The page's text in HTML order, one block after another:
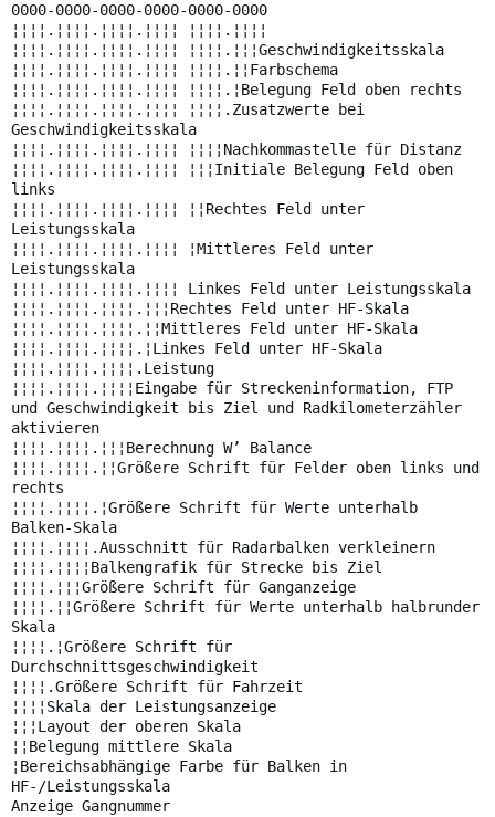
0000-0000-0000-0000-0000-0000
¦¦¦¦.¦¦¦¦.¦¦¦¦.¦¦¦¦ ¦¦¦¦.¦¦¦¦
¦¦¦¦.¦¦¦¦.¦¦¦¦.¦¦¦¦ ¦¦¦¦.¦¦¦Geschwindigkeitsskala
¦¦¦¦.¦¦¦¦.¦¦¦¦.¦¦¦¦ ¦¦¦¦.¦¦Farbschema
¦¦¦¦.¦¦¦¦.¦¦¦¦.¦¦¦¦ ¦¦¦¦.¦Belegung Feld oben rechts
¦¦¦¦.¦¦¦¦.¦¦¦¦.¦¦¦¦ ¦¦¦¦.Zusatzwerte bei
Geschwindigkeitsskala
¦¦¦¦.¦¦¦¦.¦¦¦¦.¦¦¦¦ ¦¦¦¦Nachkommastelle für Distanz
¦¦¦¦.¦¦¦¦.¦¦¦¦.¦¦¦¦ ¦¦¦Initiale Belegung Feld oben
links
¦¦¦¦.¦¦¦¦.¦¦¦¦.¦¦¦¦ ¦¦Rechtes Feld unter
Leistungsskala
¦¦¦¦.¦¦¦¦.¦¦¦¦.¦¦¦¦ ¦Mittleres Feld unter
Leistungsskala
¦¦¦¦.¦¦¦¦.¦¦¦¦.¦¦¦¦ Linkes Feld unter Leistungsskala
¦¦¦¦.¦¦¦¦.¦¦¦¦.¦¦¦Rechtes Feld unter HF-Skala
¦¦¦¦.¦¦¦¦.¦¦¦¦.¦¦Mittleres Feld unter HF-Skala
¦¦¦¦.¦¦¦¦.¦¦¦¦.¦Linkes Feld unter HF-Skala
¦¦¦¦.¦¦¦¦.¦¦¦¦.Leistung
¦¦¦¦.¦¦¦¦.¦¦¦¦Eingabe für Streckeninformation, FTP
und Geschwindigkeit bis Ziel und Radkilometerzähler
aktivieren
¦¦¦¦.¦¦¦¦.¦¦¦Berechnung W’ Balance
¦¦¦¦.¦¦¦¦.¦¦Größere Schrift für Felder oben links und
rechts
¦¦¦¦.¦¦¦¦.¦Größere Schrift für Werte unterhalb
Balken-Skala
¦¦¦¦.¦¦¦¦.Ausschnitt für Radarbalken verkleinern
¦¦¦¦.¦¦¦¦Balkengrafik für Strecke bis Ziel
¦¦¦¦.¦¦¦Größere Schrift für Ganganzeige
¦¦¦¦.¦¦Größere Schrift für Werte unterhalb halbrunder
Skala
¦¦¦¦.¦Größere Schrift für
Durchschnittsgeschwindigkeit
¦¦¦¦.Größere Schrift für Fahrzeit
¦¦¦¦Skala der Leistungsanzeige
¦¦¦Layout der oberen Skala
¦¦Belegung mittlere Skala
¦Bereichsabhängige Farbe für Balken in
HF-/Leistungsskala
Anzeige Gangnummer